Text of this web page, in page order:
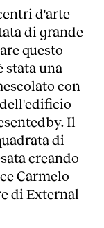
d'arte
di grande
questo
stata una
con
dell'edificio
Il
di
creando
Carmelo
di External